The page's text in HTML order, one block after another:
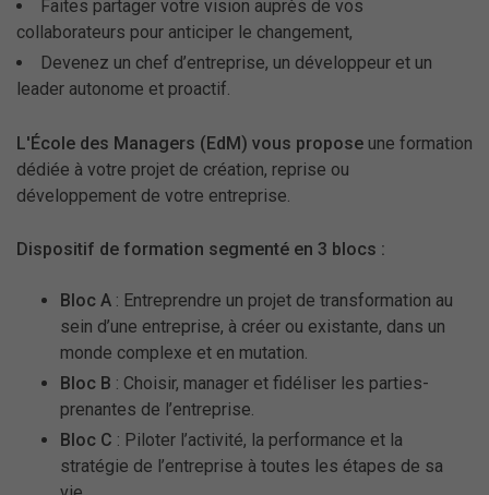
Faites partager votre vision auprès de vos
collaborateurs pour anticiper le changement,
Devenez un chef d’entreprise, un développeur et un
leader autonome et proactif.
L'École des Managers (EdM) vous propose une formation
dédiée à votre projet de création, reprise ou
développement de votre entreprise.
Dispositif de formation segmenté en 3 blocs :
Bloc A : Entreprendre un projet de transformation au
sein d’une entreprise, à créer ou existante, dans un
monde complexe et en mutation.
Bloc B : Choisir, manager et fidéliser les parties-
prenantes de l’entreprise.
Bloc C : Piloter l’activité, la performance et la
stratégie de l’entreprise à toutes les étapes de sa